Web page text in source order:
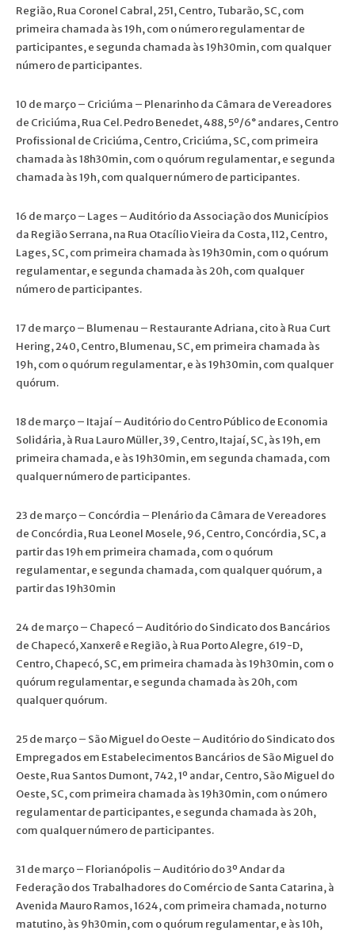
Região, Rua Coronel Cabral, 251, Centro, Tubarão, SC, com
primeira chamada às 19h, com o número regulamentar de
participantes, e segunda chamada às 19h30min, com qualquer
número de participantes.
10 de março – Criciúma – Plenarinho da Câmara de Vereadores
de Criciúma, Rua Cel. Pedro Benedet, 488, 5º/6° andares, Centro
Profissional de Criciúma, Centro, Criciúma, SC, com primeira
chamada às 18h30min, com o quórum regulamentar, e segunda
chamada às 19h, com qualquer número de participantes.
16 de março – Lages – Auditório da Associação dos Municípios
da Região Serrana, na Rua Otacílio Vieira da Costa, 112, Centro,
Lages, SC, com primeira chamada às 19h30min, com o quórum
regulamentar, e segunda chamada às 20h, com qualquer
número de participantes.
17 de março – Blumenau – Restaurante Adriana, cito à Rua Curt
Hering, 240, Centro, Blumenau, SC, em primeira chamada às
19h, com o quórum regulamentar, e às 19h30min, com qualquer
quórum.
18 de março – Itajaí – Auditório do Centro Público de Economia
Solidária, à Rua Lauro Müller, 39, Centro, Itajaí, SC, às 19h, em
primeira chamada, e às 19h30min, em segunda chamada, com
qualquer número de participantes.
23 de março – Concórdia – Plenário da Câmara de Vereadores
de Concórdia, Rua Leonel Mosele, 96, Centro, Concórdia, SC, a
partir das 19h em primeira chamada, com o quórum
regulamentar, e segunda chamada, com qualquer quórum, a
partir das 19h30min
24 de março – Chapecó – Auditório do Sindicato dos Bancários
de Chapecó, Xanxerê e Região, à Rua Porto Alegre, 619-D,
Centro, Chapecó, SC, em primeira chamada às 19h30min, com o
quórum regulamentar, e segunda chamada às 20h, com
qualquer quórum.
25 de março – São Miguel do Oeste – Auditório do Sindicato dos
Empregados em Estabelecimentos Bancários de São Miguel do
Oeste, Rua Santos Dumont, 742, 1º andar, Centro, São Miguel do
Oeste, SC, com primeira chamada às 19h30min, com o número
regulamentar de participantes, e segunda chamada às 20h,
com qualquer número de participantes.
31 de março – Florianópolis – Auditório do 3º Andar da
Federação dos Trabalhadores do Comércio de Santa Catarina, à
Avenida Mauro Ramos, 1624, com primeira chamada, no turno
matutino, às 9h30min, com o quórum regulamentar, e às 10h,